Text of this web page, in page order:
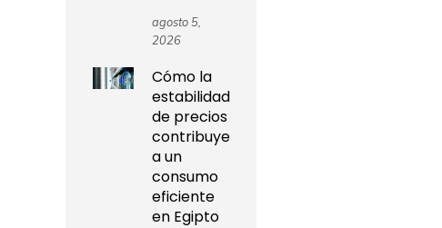
agosto 5,
2026
Cómo la
estabilidad
de precios
contribuye
a un
consumo
eficiente
en Egipto